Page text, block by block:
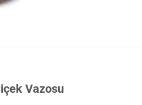
Vazosu